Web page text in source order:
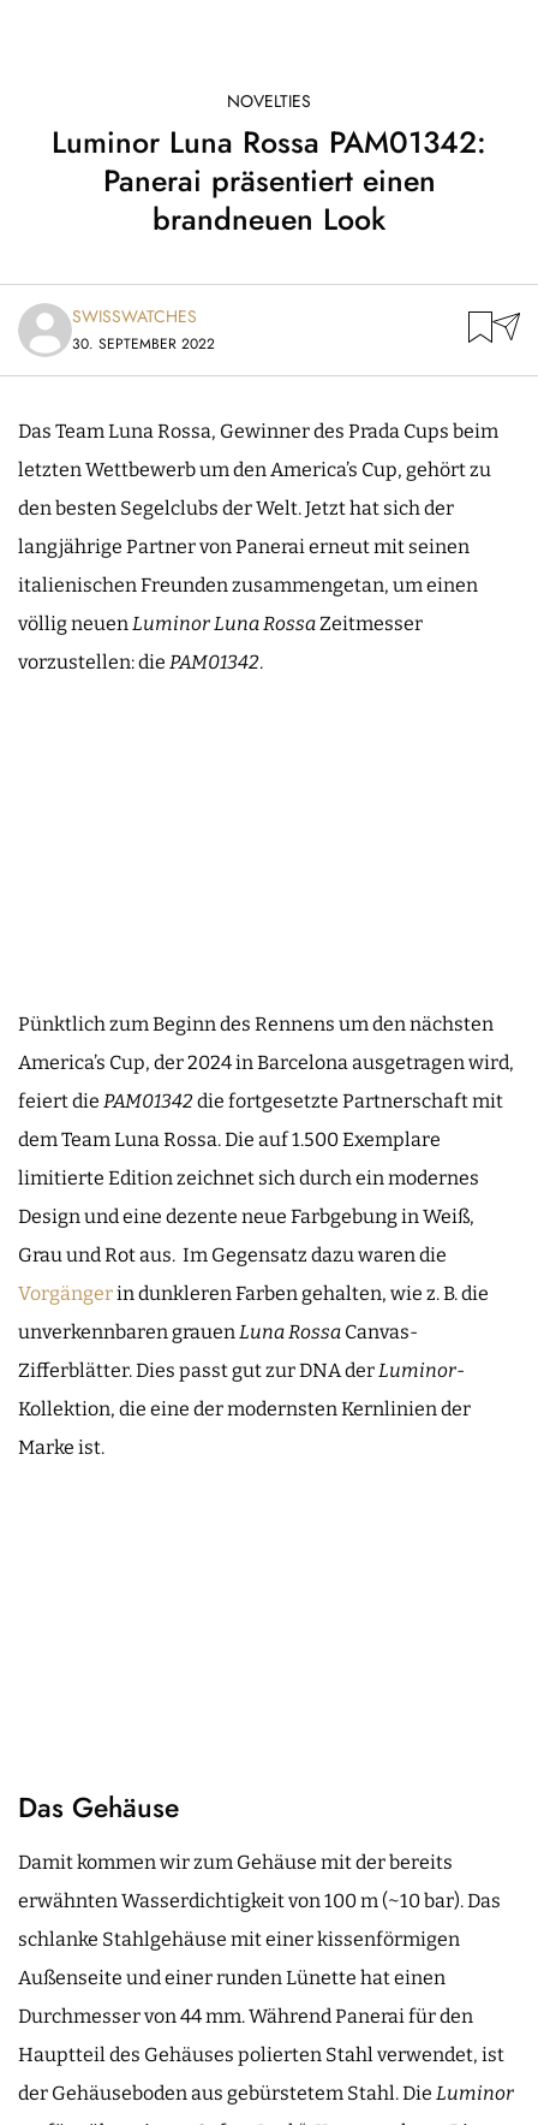
NOVELTIES
Luminor Luna Rossa PAM01342:
Panerai präsentiert einen
brandneuen Look
SWISSWATCHES
30. SEPTEMBER 2022
Das Team Luna Rossa, Gewinner des Prada Cups beim
letzten Wettbewerb um den America’s Cup, gehört zu
den besten Segelclubs der Welt. Jetzt hat sich der
langjährige Partner von Panerai erneut mit seinen
italienischen Freunden zusammengetan, um einen
völlig neuenLuminor Luna RossaZeitmesser
vorzustellen: die PAM01342.
Pünktlich zum Beginn des Rennens um den nächsten
America’s Cup, der 2024 in Barcelona ausgetragen wird,
feiert die PAM01342die fortgesetzte Partnerschaft mit
dem Team Luna Rossa. Die auf 1.500 Exemplare
limitierte Edition zeichnet sich durch ein modernes
Design und eine dezente neue Farbgebung in Weiß,
Grau und Rot aus. Im Gegensatz dazu waren die
Vorgängerin dunkleren Farben gehalten, wie z. B. die
unverkennbaren grauenLuna Rossa Canvas-
Zifferblätter. Dies passt gut zur DNA derLuminor-
Kollektion, die eine der modernsten Kernlinien der
Marke ist.
Das Gehäuse
Damit kommen wir zum Gehäuse mit der bereits
erwähnten Wasserdichtigkeit von 100 m (~10 bar). Das
schlanke Stahlgehäuse mit einer kissenförmigen
Außenseite und einer runden Lünette hat einen
Durchmesser von 44 mm. Während Panerai für den
Hauptteil des Gehäuses polierten Stahl verwendet, ist
der Gehäuseboden aus gebürstetem Stahl. Die Luminor